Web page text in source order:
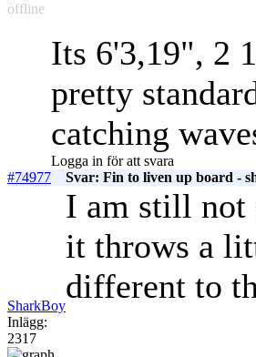
offline
Its 6'3,19", 2
pretty
catching
Logga in för att svara
#74977
Svar: Fin to liven up board -
SharkBoy
Inlägg:
2317
I am still not
it throws a
different to